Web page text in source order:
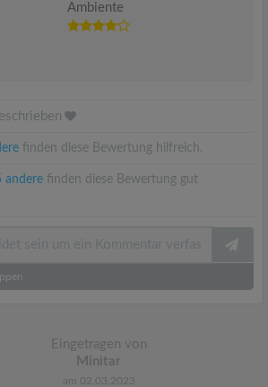
Ambiente
finden diese Bewertung hilfreich.
andere finden diese Bewertung gut
Eingetragen von
Minitar
am 02.03.2023